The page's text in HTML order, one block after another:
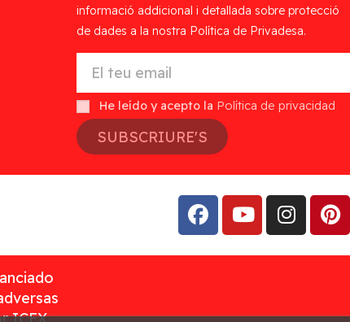
informació addicional i detallada sobre protecció
de dades a la nostra Política de Privadesa.
He leído y acepto la Política de privacidad
SUBSCRIURE'S